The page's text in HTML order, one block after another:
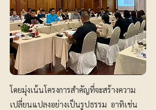
โดยมุ่งเน้นโครงการสำคัญที่จะสร้างความ
เปลี่ยนแปลงอย่างเป็นรูปธรรม อาทิเช่น